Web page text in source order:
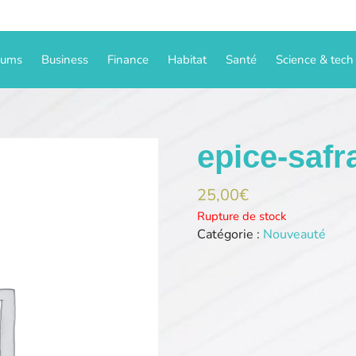
Business Finance Habitat Santé Science & tech
epice-
25,00€
Rupture de stock
Catégorie : Nouveauté